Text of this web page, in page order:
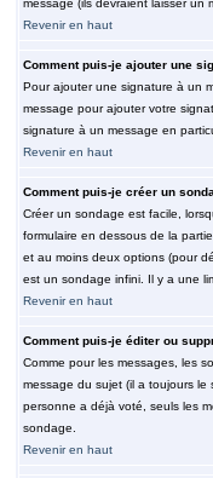
message (ils devraient laisser
Revenir en haut
Comment puis-je ajouter une
Pour ajouter une signature à un
message pour ajouter votre
signature à un message en
Revenir en haut
Comment puis-je créer un
Créer un sondage est facile,
formulaire en dessous de la partie
et au moins deux options (pour
est un sondage infini. Il y a une
Revenir en haut
Comment puis-je éditer ou
Comme pour les messages, les
message du sujet (il a toujours
personne a déjà voté, seuls les
sondage.
Revenir en haut